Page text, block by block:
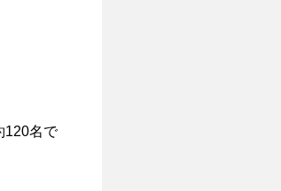
120名で